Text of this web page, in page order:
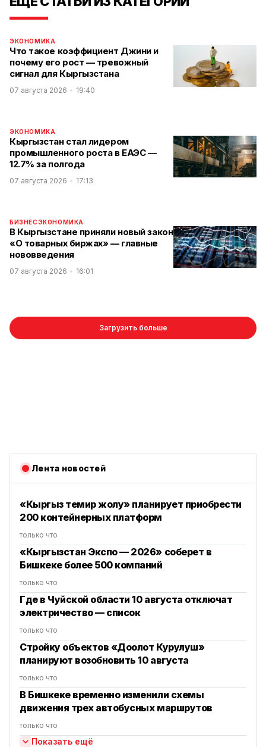
ЭКОНОМИКА
Что такое коэффициент Джини и
почему его рост — тревожный
сигнал для Кыргызстана
07 августа 2026 19:40
ЭКОНОМИКА
Кыргызстан стал лидером
промышленного роста в ЕАЭС —
12.7% за полгода
07 августа 2026 17:13
БИЗНЕСЭКОНОМИКА
В Кыргызстане приняли новый закон
«О товарных биржах» — главные
нововведения
07 августа 2026 16:01
Загрузить больше
Лента новостей
«Кыргыз темир жолу» планирует приобрести
200 контейнерных платформ
только что
«Кыргызстан Экспо — 2026» соберет в
Бишкеке более 500 компаний
только что
Где в Чуйской области 10 августа отключат
электричество — список
только что
Стройку объектов «Доолот Курулуш»
планируют возобновить 10 августа
только что
В Бишкеке временно изменили схемы
движения трех автобусных маршрутов
только что
Показать ещё